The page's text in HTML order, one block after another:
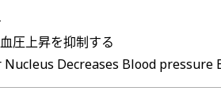
圧上昇を抑制する
Decreases Blood